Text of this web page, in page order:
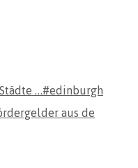
aus de